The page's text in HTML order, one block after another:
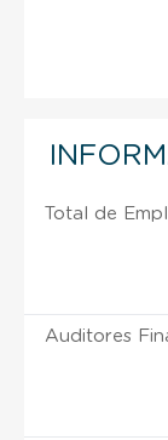
Total de
Auditores